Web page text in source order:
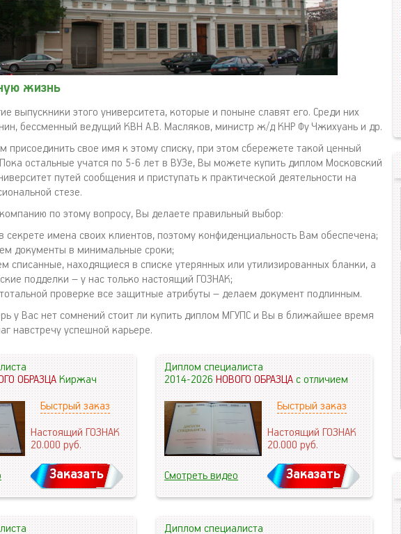
жизнь
выпускники этого университета, которые и поныне славят его. Среди них
бессменный ведущий КВН А.В. Масляков, министр ж/д КНР Фу Чжихуань и др.
свое имя к этому списку, при этом сбережете такой ценный
остальные учатся по 5-6 лет в ВУЗе, Вы можете купить диплом Московский
путей сообщения и приступать к практической деятельности на
стезе.
по этому вопросу, Вы делаете правильный выбор:
имена своих клиентов, поэтому конфиденциальность Вам обеспечена;
документы в минимальные сроки;
списанные, находящиеся в списке утерянных или утилизированных бланки, а
подделки – у нас только настоящий ГОЗНАК;
проверке все защитные атрибуты – делаем документ подлинным.
у Вас нет сомнений стоит ли купить диплом МГУПС и Вы в ближайшее время
навстречу успешной карьере.
ОБРАЗЦАКиржач
Быстрый заказ
Настоящий ГОЗНАК
20.000руб.
Заказать
Диплом специалиста
2014-2026НОВОГО ОБРАЗЦАс отличием
Быстрый заказ
Настоящий ГОЗНАК
20.000руб.
Смотреть видео Заказать
Диплом специалиста